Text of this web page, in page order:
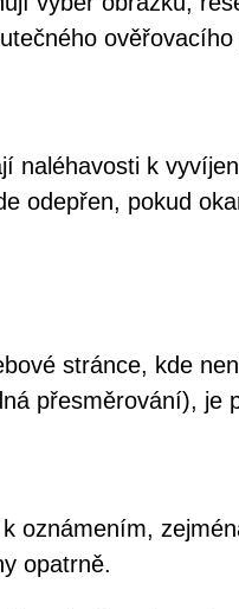
naléhavosti k
odepřen, pokud
stránce, kde
přesměrování), je
oznámením,
opatrně.